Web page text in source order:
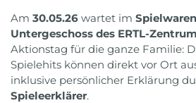
Am 30.05.26 wartet im
Untergeschoss des ERTL-
Aktionstag für die ganze Familie:
Spielehits können direkt vor Ort
inklusive persönlicher Erklärung
Spieleerklärer.